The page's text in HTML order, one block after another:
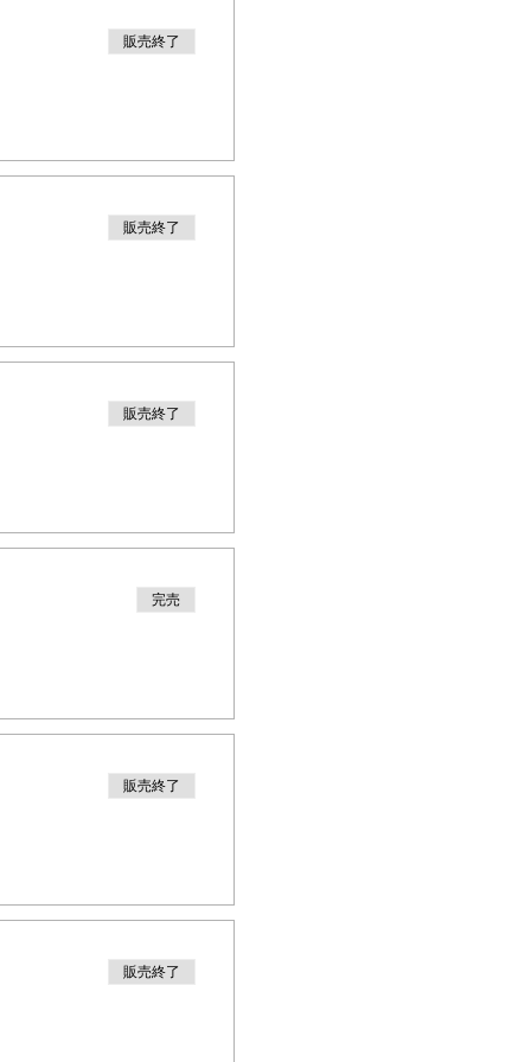
販売終了
販売終了
販売終了
完売
販売終了
販売終了